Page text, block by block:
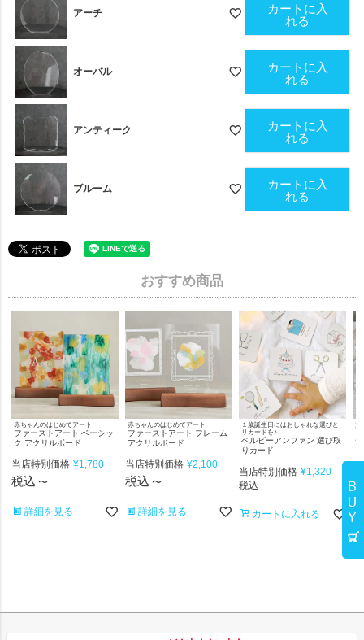
アーチ
カートに入
れる
オーバル
カートに入
れる
アンティーク
カートに入
れる
ブルーム
カートに入
れる
おすすめ商品
赤ちゃんのはじめてアート
ファーストアート ベーシッ
ク アクリルボード
当店特別価格 ¥1,780
税込 〜
詳細を見る
赤ちゃんのはじめてアート
ファーストアート フレーム
アクリルボード
当店特別価格 ¥2,100
税込 〜
詳細を見る
１歳誕生日にはおしゃれな選びと
リカードを♪
ベルビーアンファン 選び取
りカード
当店特別価格 ¥1,320
税込
カートに入れる
選
税